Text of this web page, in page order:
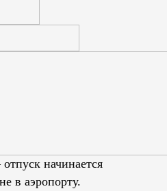
начинается
в аэропорту.